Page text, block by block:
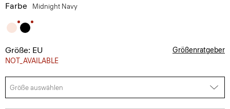
Farbe Midnight Navy
Größe: EU
NOT_AVAILABLE
Größenratgeber
Größe auswählen